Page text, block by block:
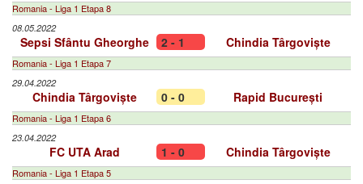
Romania - Liga 1 Etapa 8
08.05.2022
Sepsi Sfântu Gheorghe 2 - 1 Chindia Târgoviște
Romania - Liga 1 Etapa 7
29.04.2022
Chindia Târgoviște 0 - 0 Rapid București
Romania - Liga 1 Etapa 6
23.04.2022
FC UTA Arad 1 - 0 Chindia Târgoviște
Romania - Liga 1 Etapa 5